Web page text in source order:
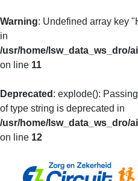
Warning: Undefined array key
in
/usr/home/lsw_data_ws_dro/
on line 11
Deprecated : explode():
of type string is deprecated in
/usr/home/lsw_data_ws_dro/
on line 12